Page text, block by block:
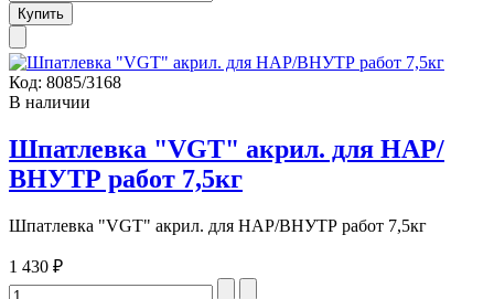
Код: 8085/3168
В наличии
Шпатлевка "VGT" акрил. для НАР/
ВНУТР работ 7,5кг
Шпатлевка "VGT" акрил. для НАР/ВНУТР работ 7,5кг
1 430 ₽